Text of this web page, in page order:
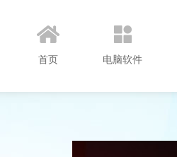
首页 电脑软件